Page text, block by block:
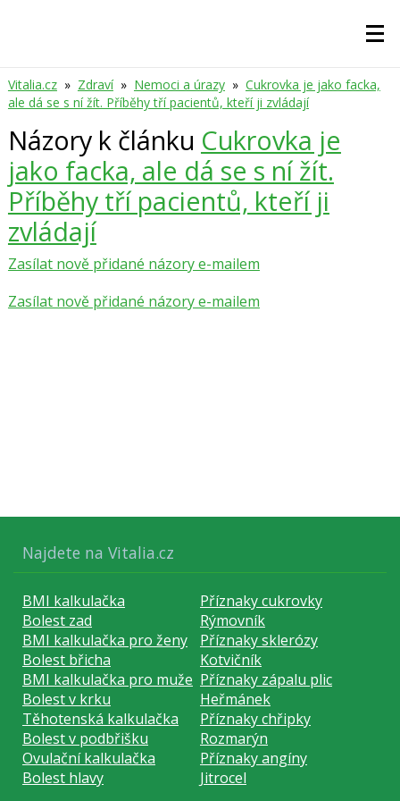
Vitalia.cz » Zdraví » Nemoci a úrazy » Cukrovka je jako facka,
ale dá se s ní žít. Příběhy tří pacientů, kteří ji zvládají
Názory k článku Cukrovka je
jako facka, ale dá se s ní žít.
Příběhy tří pacientů, kteří ji
zvládají
Zasílat nově přidané názory e-mailem
Zasílat nově přidané názory e-mailem
Najdete na Vitalia.cz
BMI kalkulačka
Příznaky cukrovky
Bolest zad
Rýmovník
BMI kalkulačka pro ženy
Příznaky sklerózy
Bolest břicha
Kotvičník
BMI kalkulačka pro muže Příznaky zápalu plic
Bolest v krku
Heřmánek
Těhotenská kalkulačka
Příznaky chřipky
Bolest v podbřišku
Rozmarýn
Ovulační kalkulačka
Příznaky angíny
Bolest hlavy
Jitrocel